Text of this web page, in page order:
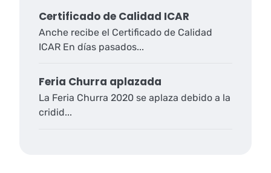
Certificado de Calidad ICAR
Anche recibe el Certificado de Calidad
ICAR En días pasados...
Feria Churra aplazada
La Feria Churra 2020 se aplaza debido a la
cridid...